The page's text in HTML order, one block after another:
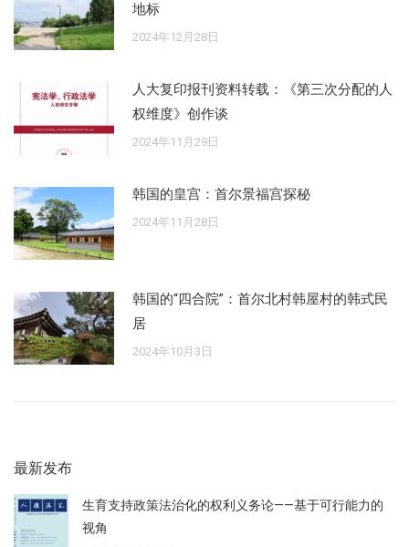
地标
2024年12月28日
人大复印报刊资料转载：《第三次分配的人
权维度》创作谈
2024年11月29日
韩国的皇宫：首尔景福宫探秘
2024年11月28日
韩国的“四合院”：首尔北村韩屋村的韩式民
居
2024年10月3日
最新发布
生育支持政策法治化的权利义务论——基于可行能力的
视角